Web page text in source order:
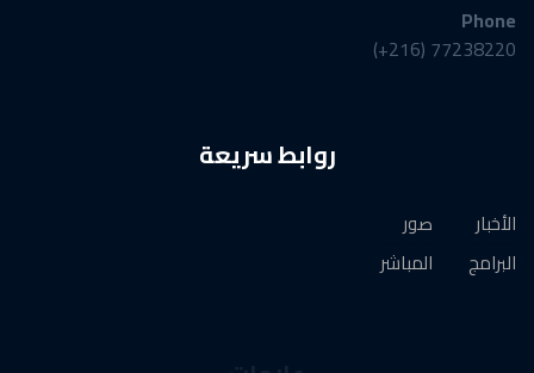
Phone
77238220 (216+)
روابط سريعة
الأخبار
البرامج
صور
المباشر